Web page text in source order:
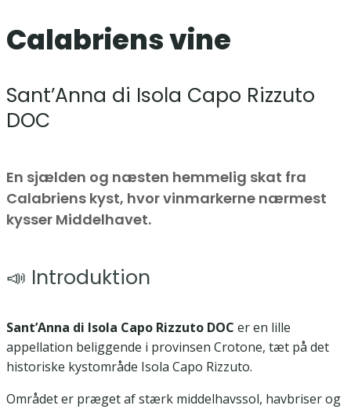
Calabriens vine
Sant’Anna di Isola Capo Rizzuto
DOC
En sjælden og næsten hemmelig skat fra
Calabriens kyst, hvor vinmarkerne nærmest
kysser Middelhavet.
📣 Introduktion
Sant’Anna di Isola Capo Rizzuto DOC er en lille
appellation beliggende i provinsen Crotone, tæt på det
historiske kystområde Isola Capo Rizzuto.
Området er præget af stærk middelhavssol, havbriser og